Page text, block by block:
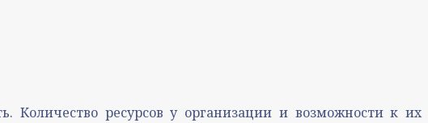
Количество ресурсов у организации и возможности к их